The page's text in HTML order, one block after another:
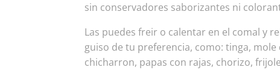
sin conservadores saborizantes ni
Las puedes freir o calentar en el comal y
guiso de tu preferencia, como: tinga, mole
chicharron, papas con rajas, chorizo,